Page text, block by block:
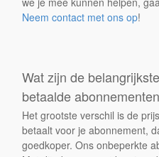
Neem contact met ons op!
Wat zijn de
betaalde
Het grootste verschil is de
betaalt voor je abonnement,
goedkoper. Ons onbeperkte